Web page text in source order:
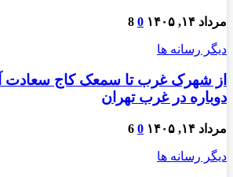
مرداد ۱۴, ۱۴۰۵ 0
8
دیگر رسانه ها
از شهرک غرب تا سمعک کاج سعادت
دوباره در غرب تهران
مرداد ۱۴, ۱۴۰۵ 0
6
دیگر رسانه ها